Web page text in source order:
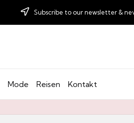
Subscribe to our newsletter &
Mode Reisen Kontakt